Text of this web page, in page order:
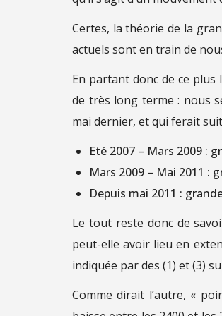
Certes, la théorie de la
actuels sont en train de
En partant donc de ce
de très long terme : nous
mai dernier, et qui ferait
Eté 2007 – Mars 2009 :
Mars 2009 – Mai 2011 :
Depuis mai 2011 :
Le tout reste donc de
peut-elle avoir lieu en
indiquée par des (1) et (3)
Comme dirait l’autre, «